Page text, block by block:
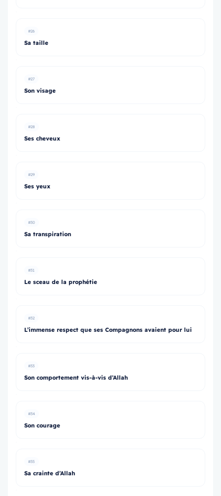
#26
Sa taille
#27
Son visage
#28
Ses cheveux
#29
Ses yeux
#30
Sa transpiration
#31
Le sceau de la prophétie
#32
L’immense respect que ses Compagnons avaient pour lui
#33
Son comportement vis-à-vis d’Allah
#34
Son courage
#35
Sa crainte d’Allah